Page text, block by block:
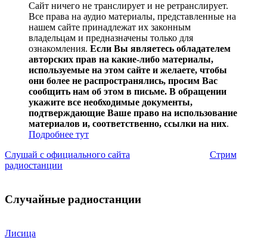
Сайт ничего не транслирует и не ретранслирует.
Все права на аудио материалы, представленные на
нашем сайте принадлежат их законным
владельцам и предназначены только для
ознакомления. Если Вы являетесь обладателем
авторских прав на какие-либо материалы,
используемые на этом сайте и желаете, чтобы
они более не распространялись, просим Вас
сообщить нам об этом в письме. В обращении
укажите все необходимые документы,
подтверждающие Ваше право на использование
материалов и, соответственно, ссылки на них.
Подробнее тут
Слушай с официального сайта
Стрим
радиостанции
Случайные радиостанции
Лисица